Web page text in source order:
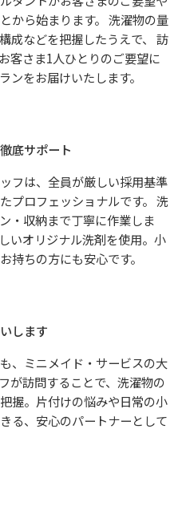
から始まります。 洗濯物の量
成などを把握したうえで、 訪
客さま1人ひとりのご要望に
ンをお届けいたします。
底サポート
フは、全員が厳しい採用基準
プロフェッショナルです。 洗
・収納まで丁寧に作業しま
いオリジナル洗剤を使用。小
持ちの方にも安心です。
します
、ミニメイド・サービスの大
が訪問することで、洗濯物の
握。片付けの悩みや日常の小
る、安心のパートナーとして